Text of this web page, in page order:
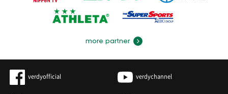
more partner
verdyofficial verdychannel